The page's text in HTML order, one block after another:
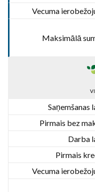
Vecuma
Maksimālā
Saņemšanas
Pirmais bez
Darba
Pirmais
Vecuma